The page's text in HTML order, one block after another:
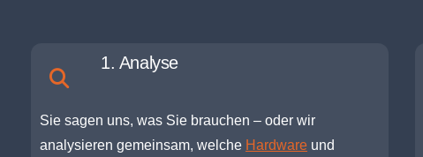
1. Analyse
Sie sagen uns, was Sie brauchen – oder wir
analysieren gemeinsam, welche Hardware und